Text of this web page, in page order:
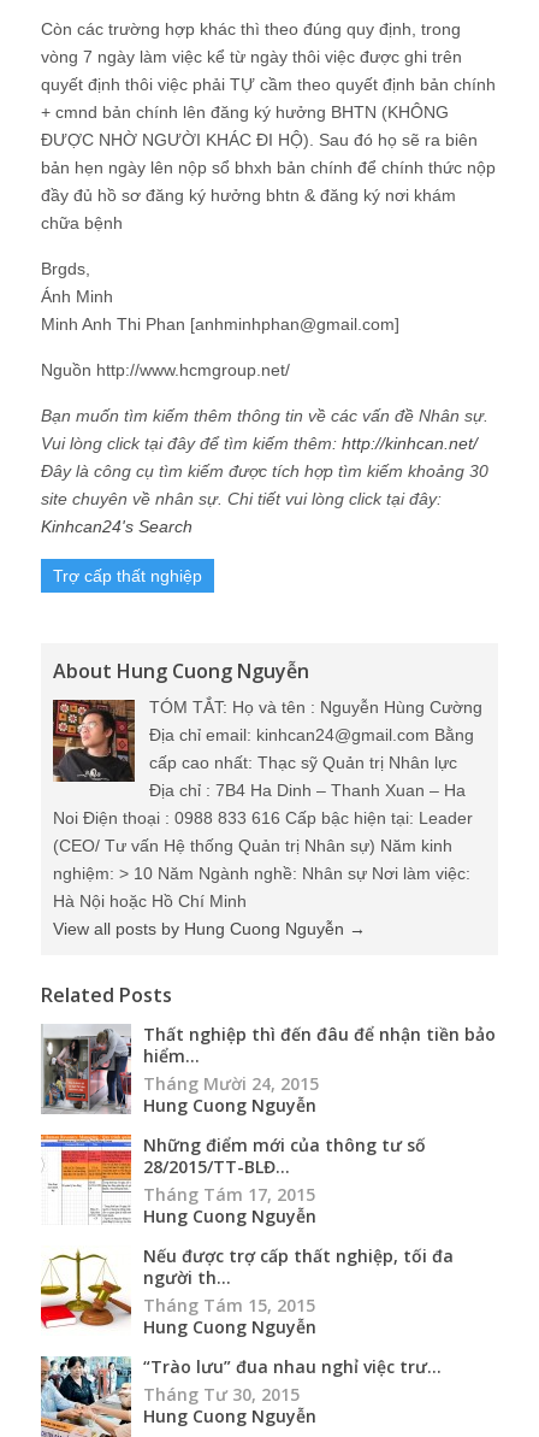
Còn các trường hợp khác thì theo đúng quy định, trong
vòng 7 ngày làm việc kể từ ngày thôi việc được ghi trên
quyết định thôi việc phải TỰ cầm theo quyết định bản chính
+ cmnd bản chính lên đăng ký hưởng BHTN (KHÔNG
ĐƯỢC NHỜ NGƯỜI KHÁC ĐI HỘ). Sau đó họ sẽ ra biên
bản hẹn ngày lên nộp sổ bhxh bản chính để chính thức nộp
đầy đủ hồ sơ đăng ký hưởng bhtn & đăng ký nơi khám
chữa bệnh
Brgds,
Ánh Minh
Minh Anh Thi Phan [anhminhphan@gmail.com]
Nguồn http://www.hcmgroup.net/
Bạn muốn tìm kiếm thêm thông tin về các vấn đề Nhân sự.
Vui lòng click tại đây để tìm kiếm thêm: http://kinhcan.net/
Đây là công cụ tìm kiếm được tích hợp tìm kiếm khoảng 30
site chuyên về nhân sự. Chi tiết vui lòng click tại đây:
Kinhcan24's Search
Trợ cấp thất nghiệp
About Hung Cuong Nguyễn
TÓM TẮT: Họ và tên : Nguyễn Hùng Cường
Địa chỉ email: kinhcan24@gmail.com Bằng
cấp cao nhất: Thạc sỹ Quản trị Nhân lực
Địa chỉ : 7B4 Ha Dinh – Thanh Xuan – Ha
Noi Điện thoại : 0988 833 616 Cấp bậc hiện tại: Leader
(CEO/ Tư vấn Hệ thống Quản trị Nhân sự) Năm kinh
nghiệm: > 10 Năm Ngành nghề: Nhân sự Nơi làm việc:
Hà Nội hoặc Hồ Chí Minh
View all posts by Hung Cuong Nguyễn →
Related Posts
Thất nghiệp thì đến đâu để nhận tiền bảo
hiểm...
Tháng Mười 24, 2015
Hung Cuong Nguyễn
Những điểm mới của thông tư số
28/2015/TT-BLĐ...
Tháng Tám 17, 2015
Hung Cuong Nguyễn
Nếu được trợ cấp thất nghiệp, tối đa
người th...
Tháng Tám 15, 2015
Hung Cuong Nguyễn
“Trào lưu” đua nhau nghỉ việc trư...
Tháng Tư 30, 2015
Hung Cuong Nguyễn